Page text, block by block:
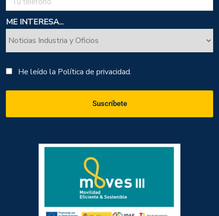
ME INTERESA...
He leído la Política de privacidad.